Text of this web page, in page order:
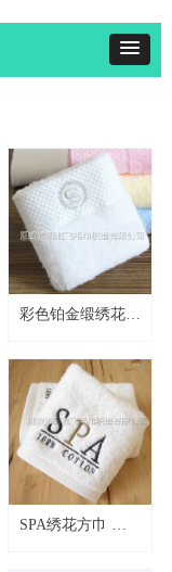
彩色铂金缎绣花方
SPA绣花方巾 商